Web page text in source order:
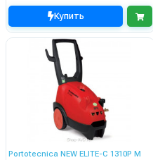
Купить
Portotecnica NEW ELITE-C 1310P M